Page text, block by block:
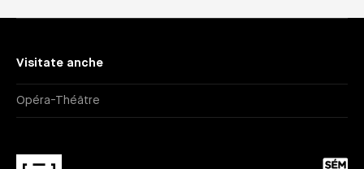
Visitate anche
Opéra-Théâtre